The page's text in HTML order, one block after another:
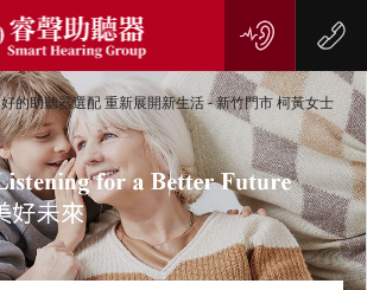
好的助聽器選配 重新展開新生活 - 新竹門市 柯黃女士